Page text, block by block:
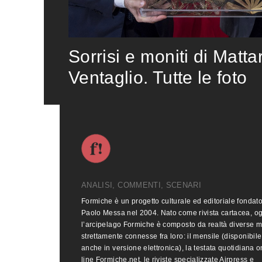
Sorrisi e moniti di
Ventaglio. Tutte le foto
ANALISI, COMMENTI, SCENARI
Formiche è un progetto culturale ed editoriale
Paolo Messa nel 2004. Nato come rivista cartacea,
l’arcipelago Formiche è composto da realtà diverse
strettamente connesse fra loro: il mensile (disponibile
anche in versione elettronica), la testata quotidiana
line Formiche.net, le riviste specializzate Airpress e